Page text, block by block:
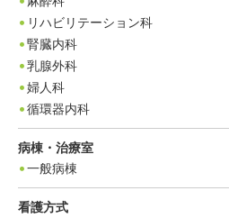
リハビリテーション科
腎臓内科
乳腺外科
婦人科
循環器内科
病棟・治療室
一般病棟
看護方式